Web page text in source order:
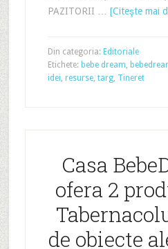
PAZITORII … [Citeşte mai
Din categoria: Editoriale
Etichete: bebe dream,
idei, resurse, targ, Tineret
Casa
ofera 2
de obiecte